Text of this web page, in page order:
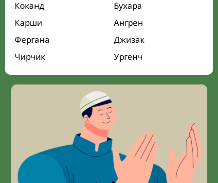
Коканд
Бухара
Карши
Ангрен
Фергана
Джизак
Чирчик
Ургенч